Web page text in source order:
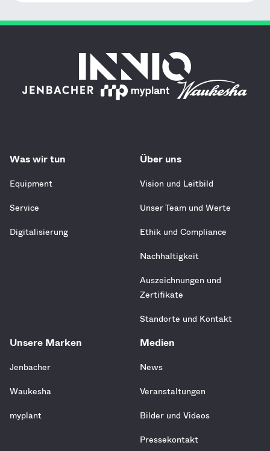
Was wir tun
Equipment
Service
Digitalisierung
Über uns
Vision und Leitbild
Unser Team und Werte
Ethik und Compliance
Nachhaltigkeit
Auszeichnungen und
Zertifikate
Standorte und Kontakt
Unsere Marken
Jenbacher
Waukesha
myplant
Medien
News
Veranstaltungen
Bilder und Videos
Pressekontakt